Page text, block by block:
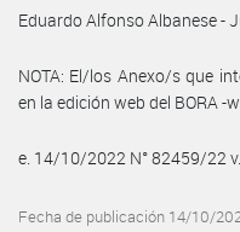
Eduardo Alfonso Albanese -
NOTA: El/los Anexo/s que
en la edición web del BORA
e. 14/10/2022 N° 82459/22
Fecha de publicación 14/10/